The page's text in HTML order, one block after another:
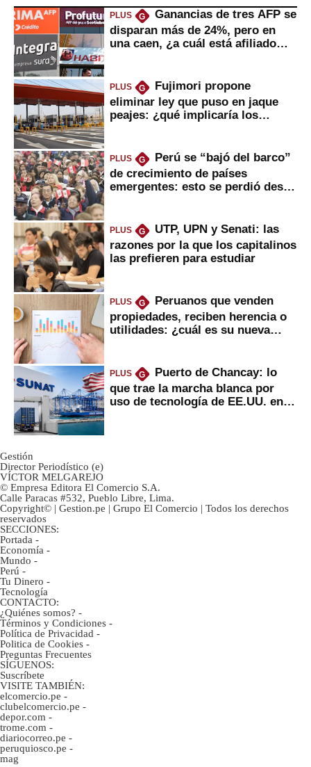
PLUS G
Ganancias de tres AFP se
disparan más de 24%, pero en
una caen, ¿a cuál está afiliado
PLUS G
Fujimori propone
eliminar ley que puso en jaque
peajes: ¿qué implicaría los
PLUS G
Perú se “bajó del barco”
de crecimiento de países
emergentes: esto se perdió desde
PLUS G
UTP, UPN y Senati: las
razones por la que los capitalinos
las prefieren para estudiar
PLUS G
Peruanos que venden
propiedades, reciben herencia o
utilidades: ¿cuál es su nueva
PLUS G
Puerto de Chancay: lo
que trae la marcha blanca por
uso de tecnología de EE.UU. en
Gestión
Director Periodístico (e)
VÍCTOR MELGAREJO
© Empresa Editora El Comercio S.A.
Calle Paracas #532, Pueblo Libre, Lima.
Copyright© | Gestion.pe | Grupo El Comercio | Todos los derechos
reservados
SECCIONES:
Portada -
Economía -
Mundo -
Perú -
Tu Dinero -
Tecnología
CONTACTO:
¿Quiénes somos? -
Términos y Condiciones -
Política de Privacidad -
Politica de Cookies -
Preguntas Frecuentes
SÍGUENOS:
Suscríbete
VISITE TAMBIÉN:
elcomercio.pe -
clubelcomercio.pe -
depor.com -
trome.com -
diariocorreo.pe -
peruquiosco.pe -
mag